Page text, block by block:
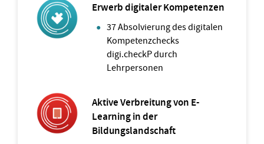
Erwerb digitaler Kompetenzen
37 Absolvierung des digitalen
Kompetenzchecks
digi.checkP durch
Lehrpersonen
Aktive Verbreitung von E-
Learning in der
Bildungslandschaft